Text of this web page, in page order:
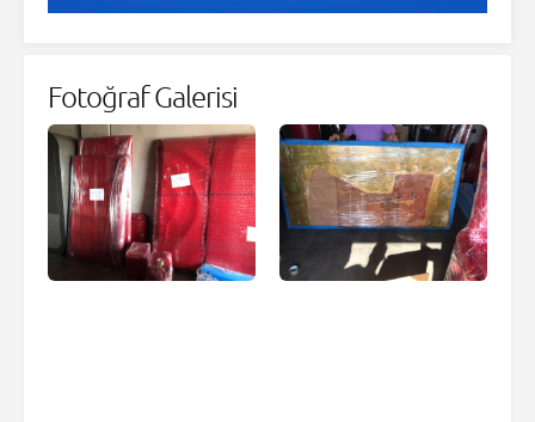
Fotoğraf Galerisi